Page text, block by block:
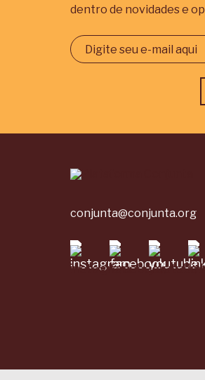
dentro de novidades e
conjunta@conjunta.org